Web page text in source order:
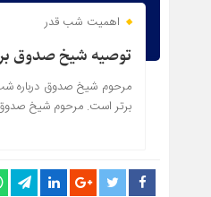
اهمیت شب قدر
توصیه شیخ صدوق
مرحوم شیخ صدوق درباره
برتر است. مرحوم شیخ صدوق